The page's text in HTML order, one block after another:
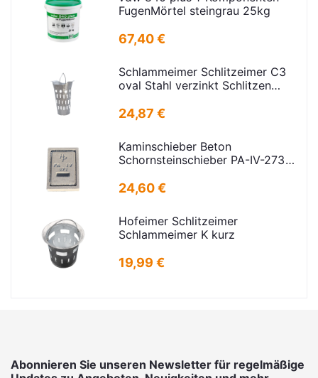
FugenMörtel steingrau 25kg
67,40 €
Schlammeimer Schlitzeimer C3
oval Stahl verzinkt Schlitzen
24,87 €
Kaminschieber Beton
Schornsteinschieber PA-IV-273
16,5x24,5cm
24,60 €
Hofeimer Schlitzeimer
Schlammeimer K kurz
19,99 €
Abonnieren Sie unseren Newsletter für regelmäßige